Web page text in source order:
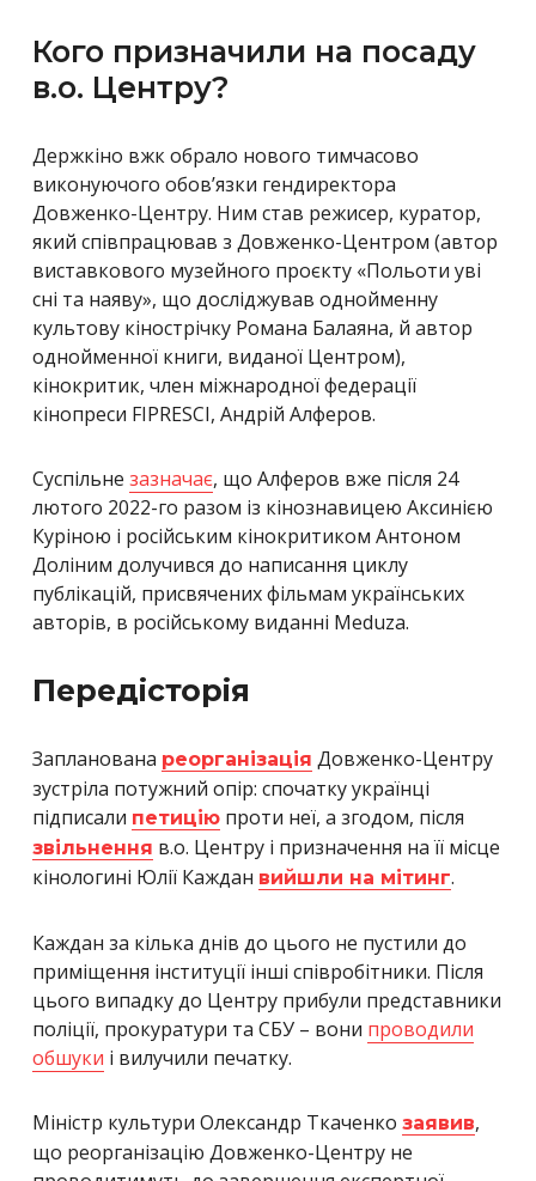
Кого призначили на посаду
в.о. Центру?
Держкіно вжк обрало нового тимчасово
виконуючого обов’язки гендиректора
Довженко-Центру. Ним став режисер, куратор,
який співпрацював з Довженко-Центром (автор
виставкового музейного проєкту «Польоти уві
сні та наяву», що досліджував однойменну
культову кінострічку Романа Балаяна, й автор
однойменної книги, виданої Центром),
кінокритик, член міжнародної федерації
кінопреси FIPRESCI, Андрій Алферов.
Суспільне зазначає, що Алферов вже після 24
лютого 2022-го разом із кінознавицею Аксинією
Куріною і російським кінокритиком Антоном
Доліним долучився до написання циклу
публікацій, присвячених фільмам українських
авторів, в російському виданні Meduza.
Передісторія
Запланована реорганізація Довженко-Центру
зустріла потужний опір: спочатку українці
підписали петицію проти неї, а згодом, після
звільнення в.о. Центру і призначення на її місце
кінологині Юлії Каждан вийшли на мітинг.
Каждан за кілька днів до цього не пустили до
приміщення інституції інші співробітники. Після
цього випадку до Центру прибули представники
поліції, прокуратури та СБУ – вони проводили
обшуки і вилучили печатку.
Міністр культури Олександр Ткаченко заявив,
що реорганізацію Довженко-Центру не